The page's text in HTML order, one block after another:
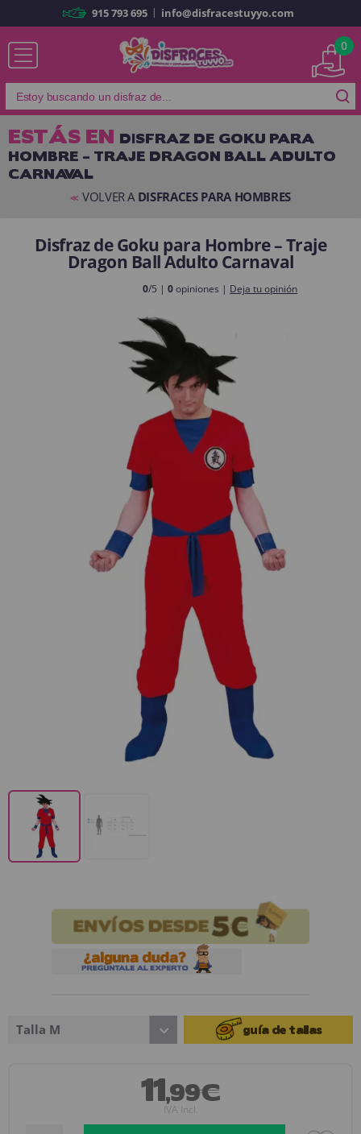
Ya soy cliente
Recordarme ¿Olvidó su contraseña?
ENTRAR
Es mi primera vez
Soy nuevo
compras rápidamente en nuestra tienda virtual, revisar el estado de tus
pedidos y consultar tus operaciones anteriores.
¡Adelante! Te estabamos esperando.
CREAR CUENTA
915 793 695 | info@disfracestuyyo.com
0
ESTÁS EN DISFRAZ DE GOKU PARA
HOMBRE – TRAJE DRAGON BALL ADULTO
CARNAVAL
<< VOLVER A DISFRACES PARA HOMBRES
Disfraz de Goku para Hombre – Traje
Dragon Ball Adulto Carnaval
0/5 |0opiniones | Deja tu opinión
Talla M guía de tallas
11,99€
IVA Incl.